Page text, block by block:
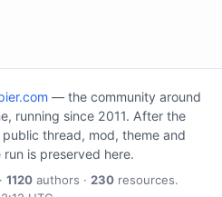
— the community around
running since 2011. After the
thread, mod, theme and
is preserved here.
1120 authors · 230 resources.